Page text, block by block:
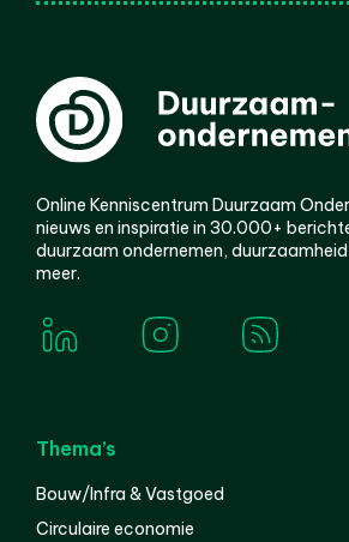
Online Kenniscentrum Duurzaam
nieuws en inspiratie in 30.000+
duurzaam ondernemen,
meer.
Thema’s
Bouw/Infra & Vastgoed
Circulaire economie